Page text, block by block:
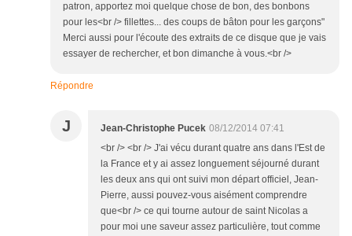
patron, apportez moi quelque chose de bon, des bonbons
pour les<br /> fillettes... des coups de bâton pour les garçons"
Merci aussi pour l'écoute des extraits de ce disque que je vais
essayer de rechercher, et bon dimanche à vous.<br />
Répondre
J Jean-Christophe Pucek 08/12/2014 07:41
<br /> <br /> J'ai vécu durant quatre ans dans l'Est de
la France et y ai assez longuement séjourné durant
les deux ans qui ont suivi mon départ officiel, Jean-
Pierre, aussi pouvez-vous aisément comprendre
que<br /> ce qui tourne autour de saint Nicolas a
pour moi une saveur assez particulière, tout comme